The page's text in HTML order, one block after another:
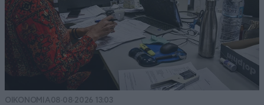
ΟΙΚΟΝΟΜΙΑ08·08·2026 13:03